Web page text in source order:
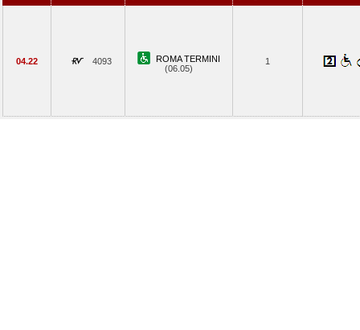
04.22 4093
ROMA TERMINI
(06.05)
1